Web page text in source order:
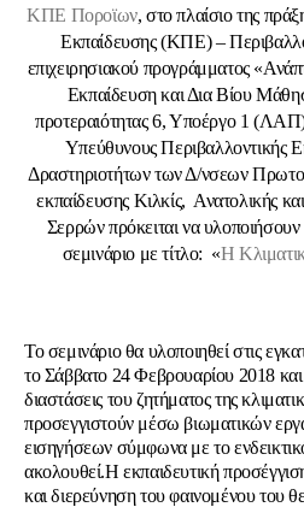
ΚΠΕ Ποροϊων, στο πλαίσιο της
Εκπαίδευσης (ΚΠΕ) –
επιχειρησιακού προγράμματος
Εκπαίδευση και Δια Βίου
προτεραιότητας 6, Υποέργο 1
Υπεύθυνους Περιβαλλοντικής
Δραστηριοτήτων των Δ/νσεων
εκπαίδευσης Κιλκίς, Ανατολικής
Σερρών πρόκειται να
σεμινάριο με τίτλο: «Η
Το σεμινάριο θα υλοποιηθεί στις
το Σάββατο 24 Φεβρουαρίου 2018
διαστάσεις του ζητήματος της
προσεγγιστούν μέσω βιωματικών
εισηγήσεων σύμφωνα με το
ακολουθεί.Η εκπαιδευτική
και διερεύνηση του φαινομένου του